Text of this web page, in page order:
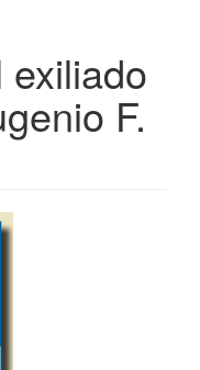
exiliado
F.